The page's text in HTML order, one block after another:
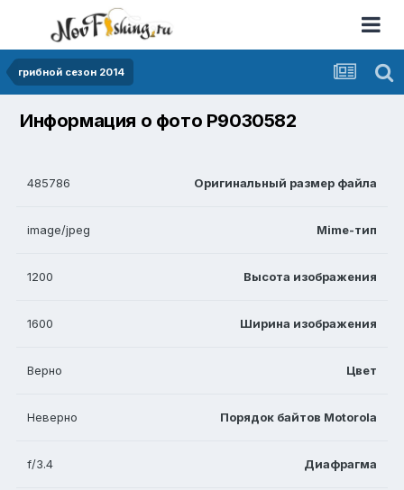
грибной сезон 2014
Информация о фото P9030582
Оригинальный размер файла
485786
Mime-тип
image/jpeg
Высота изображения
1200
Ширина изображения
1600
Цвет
Верно
Порядок байтов Motorola
Неверно
Диафрагма
f/3.4